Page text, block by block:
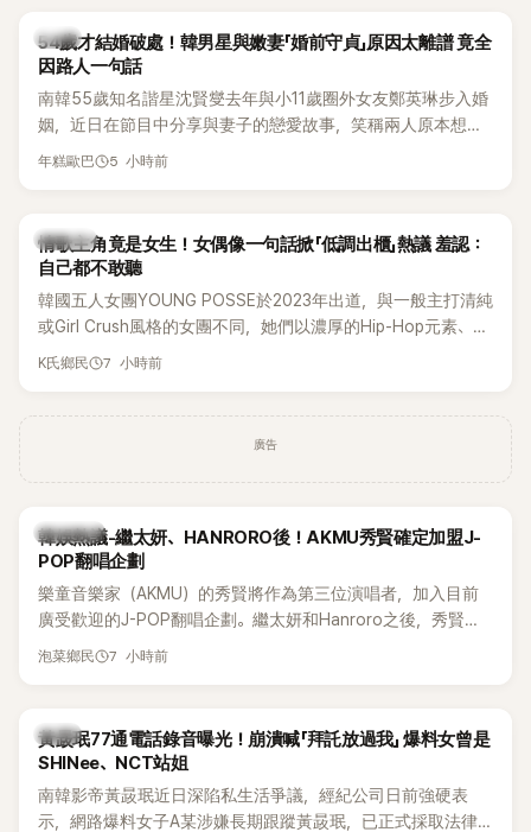
韓星
54歲才結婚破處！韓男星與嫩妻「婚前守貞」原因太離譜 竟全
因路人一句話
南韓55歲知名諧星沈賢燮去年與小11歲圈外女友鄭英琳步入婚
姻，近日在節目中分享與妻子的戀愛故事，笑稱兩人原本想享
受兩人世界，沒想到站在飯店門口時竟被路人認出，還一路替
年糕歐巴 5 小時前
K-POP
情歌主角竟是女生！女偶像一句話掀「低調出櫃」熱議 羞認：
自己都不敢聽
韓國五人女團YOUNG POSSE於2023年出道，與一般主打清純
或Girl Crush風格的女團不同，她們以濃厚的Hip-Hop元素、自
創Rap及成員親自參與創作為特色，MV也融入美式街頭、塗
K氏鄉民 7 小時前
廣告
熱議討論
韓娛熱議-繼太妍、HANRORO後！AKMU秀賢確定加盟J-
POP翻唱企劃
樂童音樂家（AKMU）的秀賢將作為第三位演唱者，加入目前
廣受歡迎的J-POP翻唱企劃。繼太妍和Hanroro之後，秀賢已
獲選為第三首翻唱歌曲的主唱，並於近期完成錄音。
泡菜鄉民 7 小時前
韓星
黃晸珉77通電話錄音曝光！崩潰喊「拜託放過我」 爆料女曾是
SHINee、NCT站姐
南韓影帝黃晸珉近日深陷私生活爭議，經紀公司日前強硬表
示，網路爆料女子A某涉嫌長期跟蹤黃晸珉，已正式採取法律